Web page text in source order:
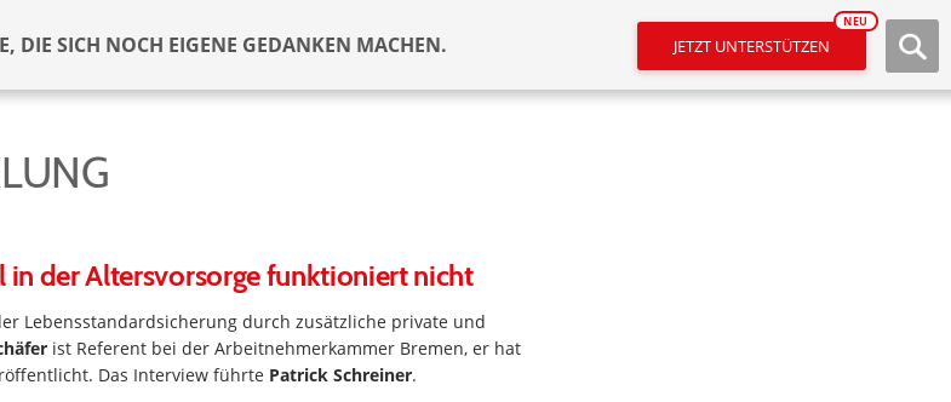
DIE SICH NOCH EIGENE GEDANKEN MACHEN. JETZT UNTERSTÜTZEN
NEU
der Altersvorsorge funktioniert nicht
Lebensstandardsicherung durch zusätzliche private und
ist Referent bei der Arbeitnehmerkammer Bremen, er hat
Das Interview führte Patrick Schreiner.